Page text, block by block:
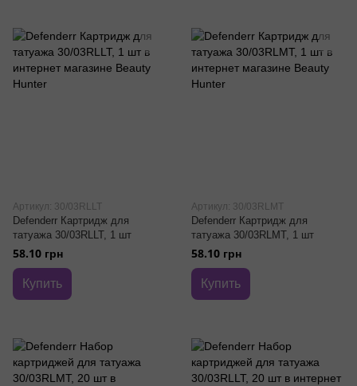
Артикул: 30/03RLLT
Defenderr Картридж для
татуажа 30/03RLLT, 1 шт
58.10 грн
Купить
Артикул: 30/03RLMT
Defenderr Картридж для
татуажа 30/03RLMT, 1 шт
58.10 грн
Купить